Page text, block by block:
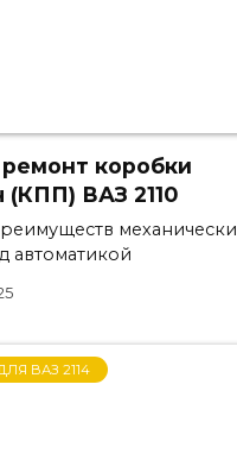
коробки
(КПП) ВАЗ 2110
механически
автоматикой
ВАЗ 2114